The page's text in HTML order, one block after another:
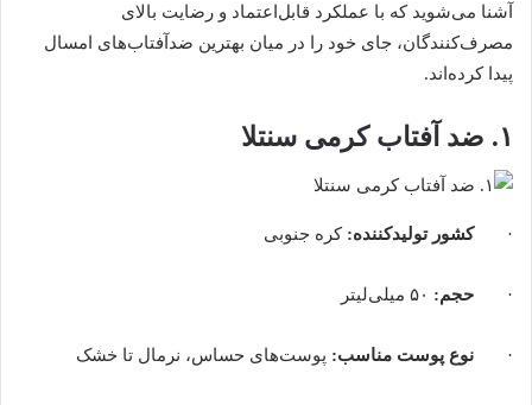
آشنا می‌شوید که با عملکرد قابل‌اعتماد و رضایت بالای
مصرف‌کنندگان، جای خود را در میان بهترین ضدآفتاب‌های امسال
پیدا کرده‌اند.
۱. ضد آفتاب کرمی سنتلا
·کشور تولیدکننده: کره جنوبی
· حجم:
· نوع پوست مناسب: پوست‌های حساس، نرمال تا خشک